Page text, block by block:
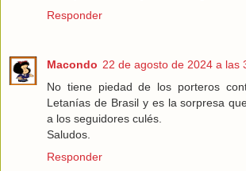
Responder
Macondo 22 de agosto de 2024 a las
No tiene piedad de los porteros
Letanías de Brasil y es la sorpresa
a los seguidores culés.
Saludos.
Responder